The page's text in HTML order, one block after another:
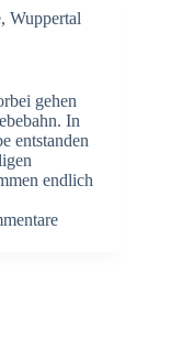
, Wuppertal
gehen
In
entstanden
endlich